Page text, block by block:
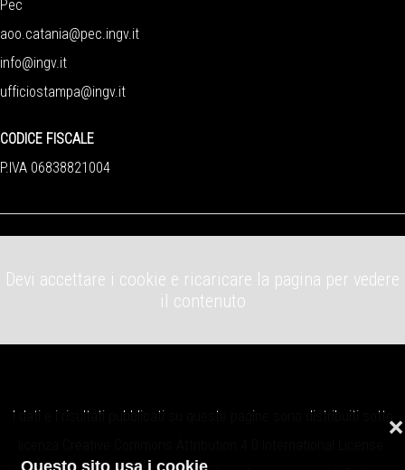
❌
Pec
aoo.catania@pec.ingv.it
info@ingv.it
ufficiostampa@ingv.it
CODICE FISCALE
P.IVA 06838821004
Devi accettare i cookie e ricaricare la pagina per vedere
il contenuto
I dati e i risultati pubblicati su queste pagine sono distribuiti sotto